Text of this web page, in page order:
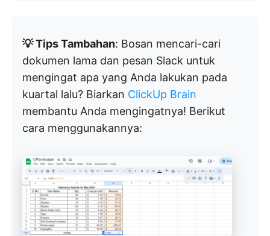
💡 Tips Tambahan: Bosan mencari-cari
dokumen lama dan pesan Slack untuk
mengingat apa yang Anda lakukan pada
kuartal lalu? Biarkan ClickUp Brain
membantu Anda mengingatnya! Berikut
cara menggunakannya: